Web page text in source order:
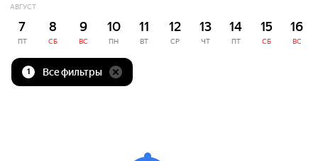
АВГУСТ
7
ПТ
8
СБ
9
ВС
10
ПН
11
ВТ
12
СР
13
ЧТ
14
ПТ
15
СБ
16
ВС
1 Все фильтры